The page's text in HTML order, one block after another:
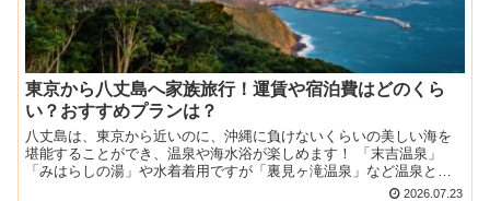
東京から八丈島へ家族旅行！運賃や宿泊費はどのくら
い？おすすめプランは？
八丈島は、東京から近いのに、沖縄に負けないくらいの美しい海を
堪能することができ、温泉や海水浴が楽しめます！ 「末吉温泉」
「みはらしの湯」や水着着用ですが「裏見ヶ滝温泉」など温泉と海
水浴が一度にできるスポットが充実しています。 絶景ポイントと...
2026.07.23